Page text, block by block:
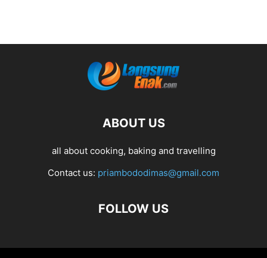
ABOUT US
all about cooking, baking and travelling
Contact us: priambododimas@gmail.com
FOLLOW US